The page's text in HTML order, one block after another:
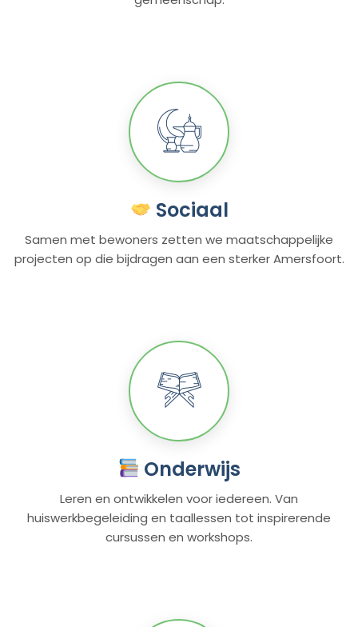
Sociaal
Samen met bewoners zetten we maatschappelijke
projecten op die bijdragen aan een sterker Amersfoort.
Onderwijs
Leren en ontwikkelen voor iedereen. Van
huiswerkbegeleiding en taallessen tot inspirerende
cursussen en workshops.